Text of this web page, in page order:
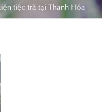
tiệc trà tại Thanh Hóa